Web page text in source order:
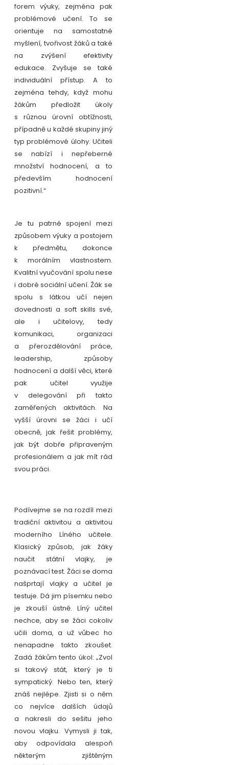
forem výuky, zejména pak
problémové učení. To se
orientuje na samostatné
myšlení, tvořivost žáků a také
na zvýšení efektivity
edukace. Zvyšuje se také
individuální přístup. A to
zejména tehdy, když mohu
žákům předložit úkoly
s různou úrovní obtížnosti,
případně u každé skupiny jiný
typ problémové úlohy. Učiteli
se nabízí i nepřeberné
množství hodnocení, a to
především hodnocení
pozitivní.“
Je tu patrné spojení mezi
způsobem výuky a postojem
k předmětu, dokonce
k morálním vlastnostem.
Kvalitní vyučování spolu nese
i dobré sociální učení. Žák se
spolu s látkou učí nejen
dovednosti a soft skills své,
ale i učitelovy, tedy
komunikaci, organizaci
a přerozdělování práce,
leadership, způsoby
hodnocení a další věci, které
pak učitel využije
v delegování při takto
zaměřených aktivitách. Na
vyšší úrovni se žáci i učí
obecně, jak řešit problémy,
jak být dobře připraveným
profesionálem a jak mít rád
svou práci.
Podívejme se na rozdíl mezi
tradiční aktivitou a aktivitou
moderního Líného učitele.
Klasický způsob, jak žáky
naučit státní vlajky, je
poznávací test. Žáci se doma
našprtají vlajky a učitel je
testuje. Dá jim písemku nebo
je zkouší ústně. Líný učitel
nechce, aby se žáci cokoliv
učili doma, a už vůbec ho
nenapadne takto zkoušet.
Zadá žákům tento úkol: „Zvol
si takový stát, který je ti
sympatický. Nebo ten, který
znáš nejlépe. Zjisti si o něm
co nejvíce dalších údajů
a nakresli do sešitu jeho
novou vlajku. Vymysli ji tak,
aby odpovídala alespoň
některým zjištěným